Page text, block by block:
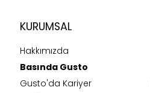
KURUMSAL
Hakkımızda
Basında Gusto
Gusto'da Kariyer